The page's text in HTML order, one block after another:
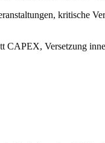
kritische
Versetzung